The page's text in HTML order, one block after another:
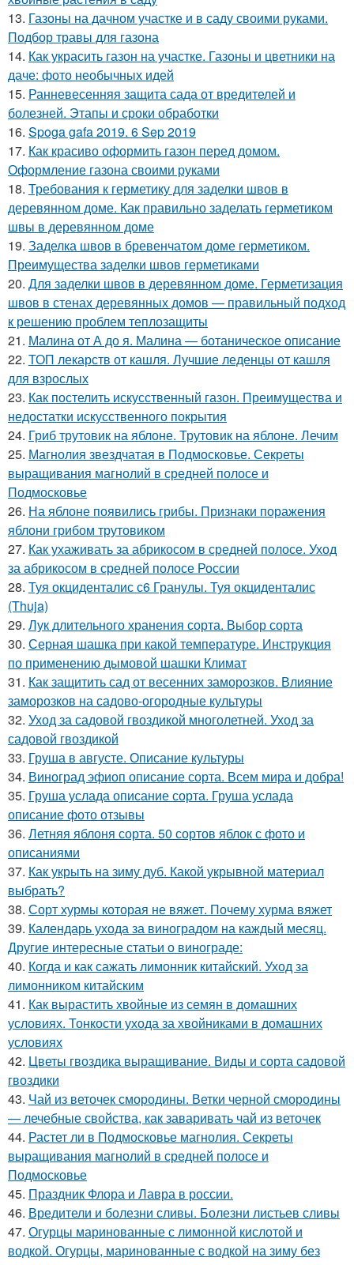
13. Газоны на дачном участке и в саду своими руками.
Подбор травы для газона
14. Как украсить газон на участке. Газоны и цветники на
даче: фото необычных идей
15. Ранневесенняя защита сада от вредителей и
болезней. Этапы и сроки обработки
16. Spoga gafa 2019. 6 Sep 2019
17. Как красиво оформить газон перед домом.
Оформление газона своими руками
18. Требования к герметику для заделки швов в
деревянном доме. Как правильно заделать герметиком
швы в деревянном доме
19. Заделка швов в бревенчатом доме герметиком.
Преимущества заделки швов герметиками
20. Для заделки швов в деревянном доме. Герметизация
швов в стенах деревянных домов — правильный подход
к решению проблем теплозащиты
21. Малина от А до я. Малина — ботаническое описание
22. ТОП лекарств от кашля. Лучшие леденцы от кашля
для взрослых
23. Как постелить искусственный газон. Преимущества и
недостатки искусственного покрытия
24. Гриб трутовик на яблоне. Трутовик на яблоне. Лечим
25. Магнолия звездчатая в Подмосковье. Секреты
выращивания магнолий в средней полосе и
Подмосковье
26. На яблоне появились грибы. Признаки поражения
яблони грибом трутовиком
27. Как ухаживать за абрикосом в средней полосе. Уход
за абрикосом в средней полосе России
28. Туя окциденталис с6 Гранулы. Туя окциденталис
(Thuja)
29. Лук длительного хранения сорта. Выбор сорта
30. Серная шашка при какой температуре. Инструкция
по применению дымовой шашки Климат
31. Как защитить сад от весенних заморозков. Влияние
заморозков на садово-огородные культуры
32. Уход за садовой гвоздикой многолетней. Уход за
садовой гвоздикой
33. Груша в августе. Описание культуры
34. Виноград эфиоп описание сорта. Всем мира и добра!
35. Груша услада описание сорта. Груша услада
описание фото отзывы
36. Летняя яблоня сорта. 50 сортов яблок с фото и
описаниями
37. Как укрыть на зиму дуб. Какой укрывной материал
выбрать?
38. Сорт хурмы которая не вяжет. Почему хурма вяжет
39. Календарь ухода за виноградом на каждый месяц.
Другие интересные статьи о винограде:
40. Когда и как сажать лимонник китайский. Уход за
лимонником китайским
41. Как вырастить хвойные из семян в домашних
условиях. Тонкости ухода за хвойниками в домашних
условиях
42. Цветы гвоздика выращивание. Виды и сорта садовой
гвоздики
43. Чай из веточек смородины. Ветки черной смородины
— лечебные свойства, как заваривать чай из веточек
44. Растет ли в Подмосковье магнолия. Секреты
выращивания магнолий в средней полосе и
Подмосковье
45. Праздник Флора и Лавра в россии.
46. Вредители и болезни сливы. Болезни листьев сливы
47. Огурцы маринованные с лимонной кислотой и
водкой. Огурцы, маринованные с водкой на зиму без